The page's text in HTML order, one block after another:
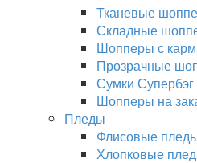
Тканевые
Складные
Шопперы с
Прозрачные
Сумки
Шопперы на
Пледы
Флисовые
Хлопковые